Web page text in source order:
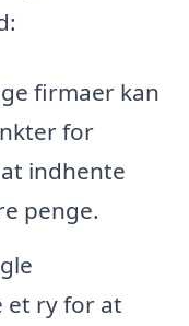
firmaer kan
for
indhente
penge.
et ry for at